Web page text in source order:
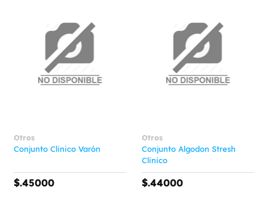
Otros
Conjunto Clinico Varón
$.45000
Otros
Conjunto Algodon Stresh
Clinico
$.44000